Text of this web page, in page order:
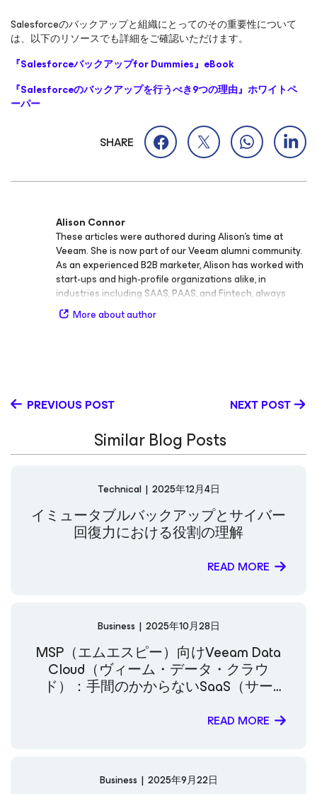
Salesforceのバックアップと組織にとってのその重要性について
は、以下のリソースでも詳細をご確認いただけます。
『Salesforceバックアップfor Dummies』 eBook
『Salesforceのバックアップを行うべき9つの理由』ホワイトペ
ーパー
SHARE
Alison Connor
These articles were authored during Alison’s time at
Veeam. She is now part of our Veeam alumni community.
As an experienced B2B marketer, Alison has worked with
start-ups and high-profile organizations alike, in
industries including SAAS, PAAS, and Fintech, always
touching Salesforce in some capacity. She is the Sr.
Global Product Marketing Manager for Salesforce
beach and knows she could never have it any other way.
More about author
PREVIOUS POST NEXT POST
Similar Blog Posts
Technical | 2025年12月4日
イミュータブルバックアップとサイバー
回復力における役割の理解
READ MORE
Business | 2025年10月28日
MSP（エムエスピー）向けVeeam Data
Cloud（ヴィーム・データ・クラウ
ド）：手間のかからないSaaS（サー
MSP（エムエスピー）の成功をシンプル
READ MORE
Business | 2025年9月22日